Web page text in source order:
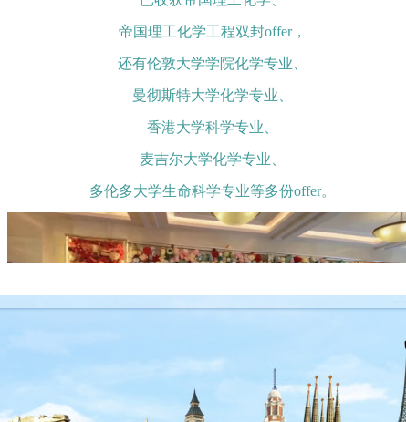
帝国理工化学工程双封offer，
还有伦敦大学学院化学专业、
曼彻斯特大学化学专业、
香港大学科学专业、
麦吉尔大学化学专业、
多伦多大学生命科学专业等多份offer。